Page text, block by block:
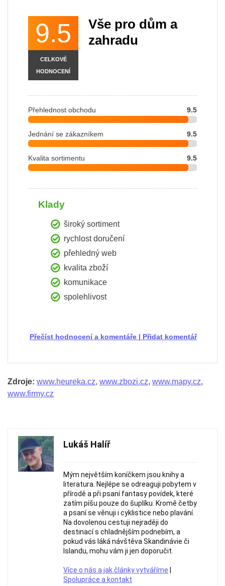
9.5
CELKOVÉ
HODNOCENÍ
Vše pro dům a
zahradu
Přehlednost obchodu 9.5
Jednání se zákazníkem 9.5
Kvalita sortimentu 9.5
Klady
široký sortiment
rychlost doručení
přehledný web
kvalita zboží
komunikace
spolehlivost
Přidat komentář
|
Přečíst hodnocení a komentáře
Zdroje: www.heureka.cz, www.zbozi.cz, www.mapy.cz,
www.firmy.cz
Lukáš Halíř
Mým největším koníčkem jsou knihy a
literatura. Nejlépe se odreaguji pobytem v
přírodě a při psaní fantasy povídek, které
zatím píšu pouze do šuplíku. Kromě četby
a psaní se věnuji i cyklistice nebo plavání.
Na dovolenou cestuji nejraději do
destinací s chladnějším podnebím, a
pokud vás láká návštěva Skandinávie či
Islandu, mohu vám ji jen doporučit.
Více o nás a jak články vytváříme
Spolupráce a kontakt